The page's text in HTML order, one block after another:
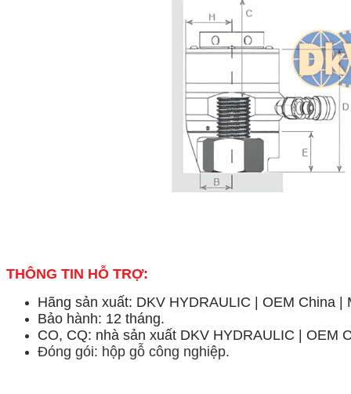
THÔNG TIN HỖ TRỢ:
Hãng sản xuất: DKV HYDRAULIC | OEM China |
Bảo hành: 12 tháng.
CO, CQ: nhà sản xuất DKV HYDRAULIC | OEM
Đóng gói: hộp gỗ công nghiệp.